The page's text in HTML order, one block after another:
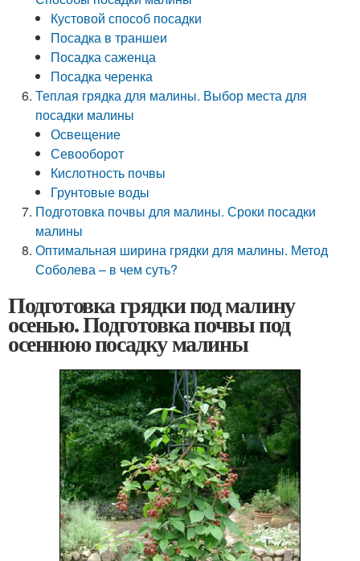
Кустовой способ посадки
Посадка в траншеи
Посадка саженца
Посадка черенка
Теплая грядка для малины. Выбор места для
посадки малины
Освещение
Севооборот
Кислотность почвы
Грунтовые воды
Подготовка почвы для малины. Сроки посадки
малины
Оптимальная ширина грядки для малины. Метод
Соболева – в чем суть?
Подготовка грядки под малину
осенью. Подготовка почвы под
осеннюю посадку малины